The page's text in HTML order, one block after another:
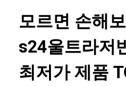
모르면 손해
s24울트라저
최저가 제품